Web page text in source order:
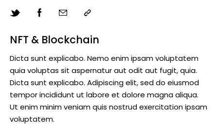
NFT & Blockchain
Dicta sunt explicabo. Nemo enim ipsam voluptatem
quia voluptas sit aspernatur aut odit aut fugit, quia.
Dicta sunt explicabo. Adipiscing elit, sed do eiusmod
tempor incididunt ut labore et dolore magna aliqua.
Ut enim minim veniam quis nostrud exercitation ipsam
voluptatem.